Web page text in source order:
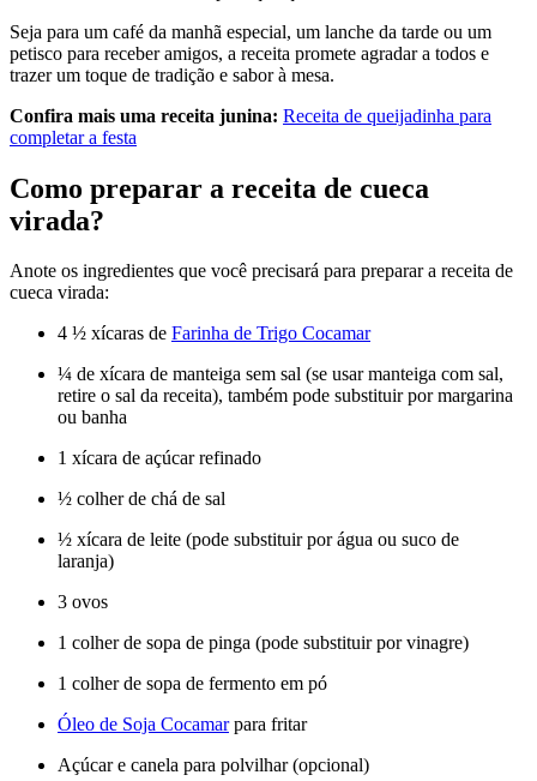
Seja para um café da manhã especial, um lanche da tarde ou um
petisco para receber amigos, a receita promete agradar a todos e
trazer um toque de tradição e sabor à mesa.
Confira mais uma receita junina: Receita de queijadinha para
completar a festa
Como preparar a receita de cueca
virada?
Anote os ingredientes que você precisará para preparar a receita de
cueca virada:
4 ½ xícaras de Farinha de Trigo Cocamar
¼ de xícara de manteiga sem sal (se usar manteiga com sal,
retire o sal da receita), também pode substituir por margarina
ou banha
1 xícara de açúcar refinado
½ colher de chá de sal
½ xícara de leite (pode substituir por água ou suco de
laranja)
3 ovos
1 colher de sopa de pinga (pode substituir por vinagre)
1 colher de sopa de fermento em pó
Óleo de Soja Cocamarpara fritar
Açúcar e canela para polvilhar (opcional)